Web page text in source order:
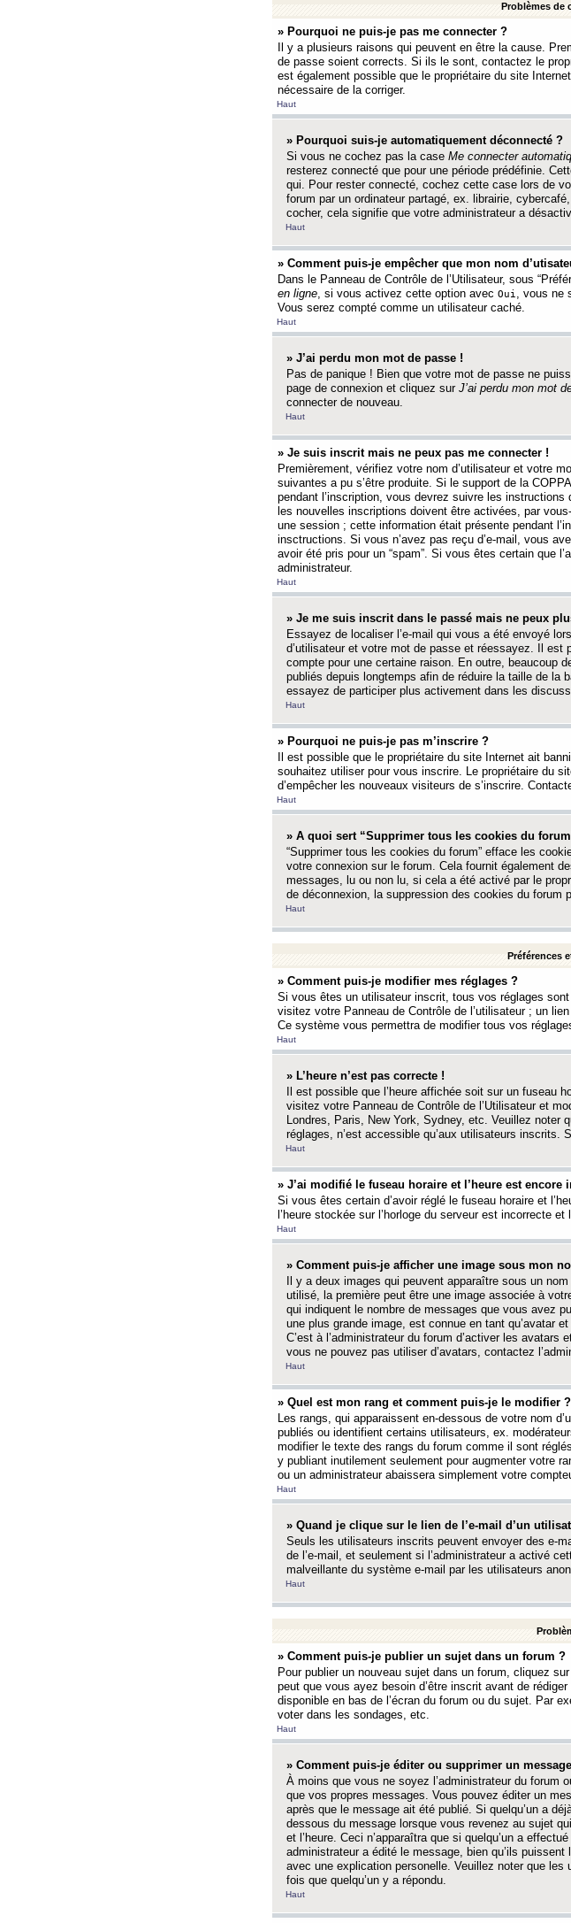
Problèmes de
» Pourquoi ne puis-je pas me connecter ?
Il y a plusieurs raisons qui peuvent en être la cause.
de passe soient corrects. Si ils le sont, contactez le
est également possible que le propriétaire du site
nécessaire de la corriger.
Haut
» Pourquoi suis-je automatiquement déconnecté ?
Si vous ne cochez pas la case Me connecter
resterez connecté que pour une période prédéfinie.
qui. Pour rester connecté, cochez cette case lors de
forum par un ordinateur partagé, ex. librairie,
cocher, cela signifie que votre administrateur a
Haut
» Comment puis-je empêcher que mon nom
Dans le Panneau de Contrôle de l’Utilisateur, sous
en ligne, si vous activez cette option avec Oui , vous ne
Vous serez compté comme un utilisateur caché.
Haut
» J’ai perdu mon mot de passe !
Pas de panique ! Bien que votre mot de passe ne
page de connexion et cliquez sur J’ai perdu mon mot
connecter de nouveau.
Haut
» Je suis inscrit mais ne peux pas me connecter !
Premièrement, vérifiez votre nom d’utilisateur et votre
suivantes a pu s’être produite. Si le support de la
pendant l’inscription, vous devrez suivre les
les nouvelles inscriptions doivent être activées, par
une session ; cette information était présente pendant
insctructions. Si vous n’avez pas reçu d’e-mail, vous
avoir été pris pour un “spam”. Si vous êtes certain que
administrateur.
Haut
» Je me suis inscrit dans le passé mais ne peux
Essayez de localiser l’e-mail qui vous a été envoyé
d’utilisateur et votre mot de passe et réessayez. Il est
compte pour une certaine raison. En outre, beaucoup
publiés depuis longtemps afin de réduire la taille de la
essayez de participer plus activement dans les
Haut
» Pourquoi ne puis-je pas m’inscrire ?
Il est possible que le propriétaire du site Internet ait
souhaitez utiliser pour vous inscrire. Le propriétaire du
d’empêcher les nouveaux visiteurs de s’inscrire.
Haut
» A quoi sert “Supprimer tous les cookies du
“Supprimer tous les cookies du forum” efface les
votre connexion sur le forum. Cela fournit également
messages, lu ou non lu, si cela a été activé par le
de déconnexion, la suppression des cookies du forum
Haut
Préférences
» Comment puis-je modifier mes réglages ?
Si vous êtes un utilisateur inscrit, tous vos réglages
visitez votre Panneau de Contrôle de l’utilisateur ; un
Ce système vous permettra de modifier tous vos
Haut
» L’heure n’est pas correcte !
Il est possible que l’heure affichée soit sur un fuseau
visitez votre Panneau de Contrôle de l’Utilisateur et
Londres, Paris, New York, Sydney, etc. Veuillez noter
réglages, n’est accessible qu’aux utilisateurs inscrits.
Haut
» J’ai modifié le fuseau horaire et l’heure est encore
Si vous êtes certain d’avoir réglé le fuseau horaire et
l’heure stockée sur l’horloge du serveur est incorrecte
Haut
» Comment puis-je afficher une image sous mon
Il y a deux images qui peuvent apparaître sous un
utilisé, la première peut être une image associée à
qui indiquent le nombre de messages que vous avez
une plus grande image, est connue en tant qu’avatar
C’est à l’administrateur du forum d’activer les
vous ne pouvez pas utiliser d’avatars, contactez
Haut
» Quel est mon rang et comment puis-je le modifier ?
Les rangs, qui apparaissent en-dessous de votre nom
publiés ou identifient certains utilisateurs, ex.
modifier le texte des rangs du forum comme il sont
y publiant inutilement seulement pour augmenter votre
ou un administrateur abaissera simplement votre
Haut
» Quand je clique sur le lien de l’e-mail d’un
Seuls les utilisateurs inscrits peuvent envoyer des e-
de l’e-mail, et seulement si l’administrateur a activé
malveillante du système e-mail par les utilisateurs
Haut
» Comment puis-je publier un sujet dans un forum ?
Pour publier un nouveau sujet dans un forum, cliquez
peut que vous ayez besoin d’être inscrit avant de
disponible en bas de l’écran du forum ou du sujet. Par
voter dans les sondages, etc.
Haut
» Comment puis-je éditer ou supprimer un
À moins que vous ne soyez l’administrateur du forum
que vos propres messages. Vous pouvez éditer un
après que le message ait été publié. Si quelqu’un a
dessous du message lorsque vous revenez au sujet
et l’heure. Ceci n’apparaîtra que si quelqu’un a
administrateur a édité le message, bien qu’ils
avec une explication personelle. Veuillez noter que
fois que quelqu’un y a répondu.
Haut